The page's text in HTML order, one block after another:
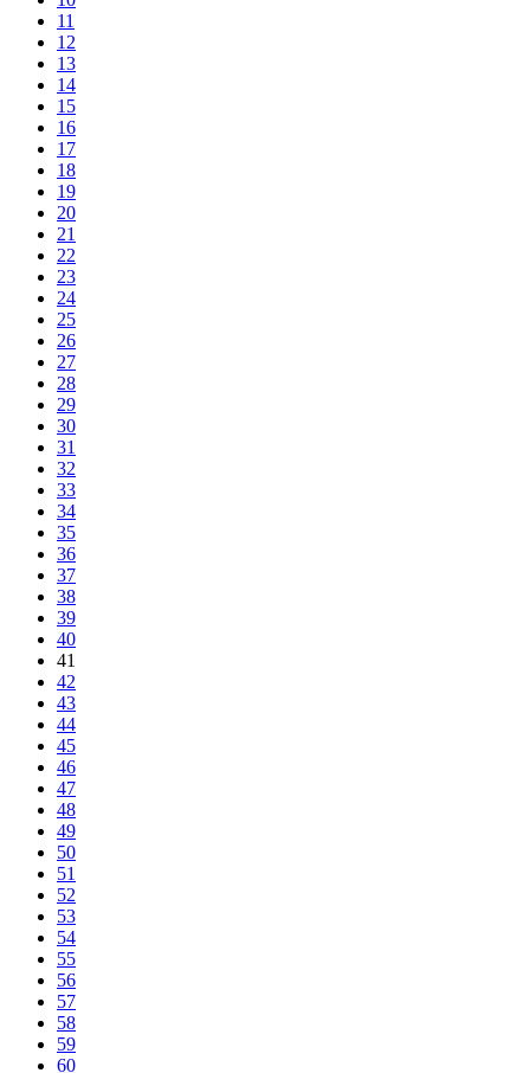
11
12
13
14
15
16
17
18
19
20
21
22
23
24
25
26
27
28
29
30
31
32
33
34
35
36
37
38
39
40
41
42
43
44
45
46
47
48
49
50
51
52
53
54
55
56
57
58
59
60